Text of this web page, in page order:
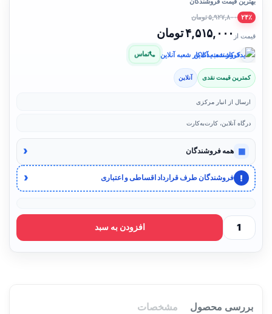
۲۴٪ ۵,۹۲۷,۸۰۰ تومان
قیمت از ۴,۵۱۵,۰۰۰ تومان
فروشنده: یدک‌کار شعبه آنلاین تماس
کمترین قیمت نقدی آنلاین
ارسال از انبار مرکزی
درگاه آنلاین، کارت‌به‌کارت
▦ همه فروشندگان ‹
! فروشندگان طرف قرارداد اقساطی و اعتباری ‹
افزودن به سبد
بررسی محصول مشخصات